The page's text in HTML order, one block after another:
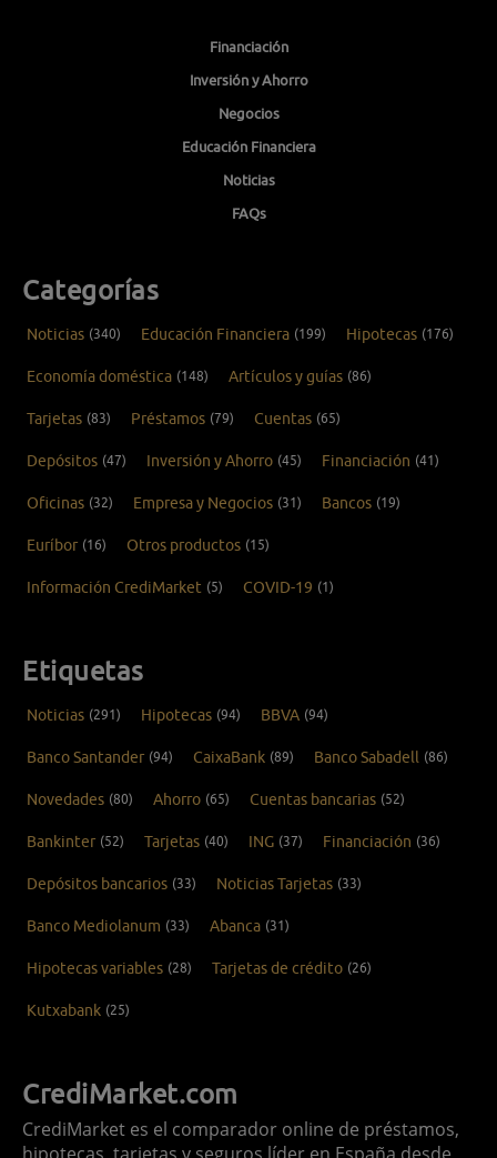
Financiación
Inversión y Ahorro
Negocios
Educación Financiera
Noticias
FAQs
Categorías
Noticias (340) Educación Financiera (199) Hipotecas (176)
Economía doméstica (148) Artículos y guías (86)
Tarjetas (83) Préstamos (79) Cuentas (65)
Depósitos (47) Inversión y Ahorro (45) Financiación (41)
Oficinas (32) Empresa y Negocios (31) Bancos (19)
Euríbor (16) Otros productos (15)
Información CrediMarket (5) COVID-19 (1)
Etiquetas
Noticias (291) Hipotecas (94) BBVA (94)
Banco Santander (94) CaixaBank (89) Banco Sabadell (86)
Novedades (80) Ahorro (65) Cuentas bancarias (52)
Bankinter (52) Tarjetas (40) ING (37) Financiación (36)
Depósitos bancarios (33) Noticias Tarjetas (33)
Banco Mediolanum (33) Abanca (31)
Hipotecas variables (28) Tarjetas de crédito (26)
Kutxabank (25)
CrediMarket.com
CrediMarket es el comparador online de préstamos,